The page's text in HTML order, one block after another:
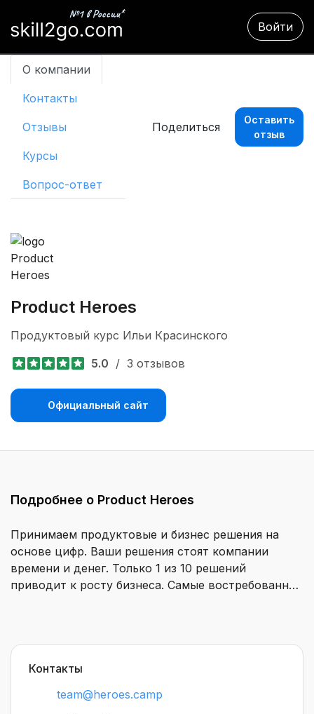
Войти
О компании
Контакты
Отзывы
Курсы
Вопрос-ответ
Поделиться
Оставить
отзыв
Product Heroes
Продуктовый курс Ильи Красинского
5.0 / 3 отзывов
Официальный сайт
Подробнее о Product Heroes
Принимаем продуктовые и бизнес решения на
основе цифр. Ваши решения стоят компании
времени и денег. Только 1 из 10 решений
приводит к росту бизнеса. Самые востребованные
Контакты
team@heroes.camp